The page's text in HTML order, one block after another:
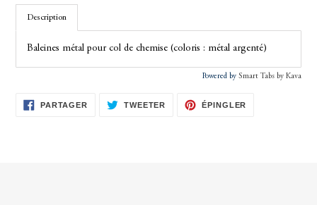
Description
Baleines métal pour col de chemise (coloris : métal argenté)
Powered by Smart Tabs by Kava
PARTAGER PARTAGERTWEETER TWEETERÉPINGLER